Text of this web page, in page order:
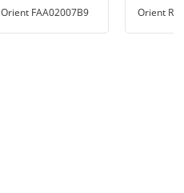
Orient FAA02007B9 Orient